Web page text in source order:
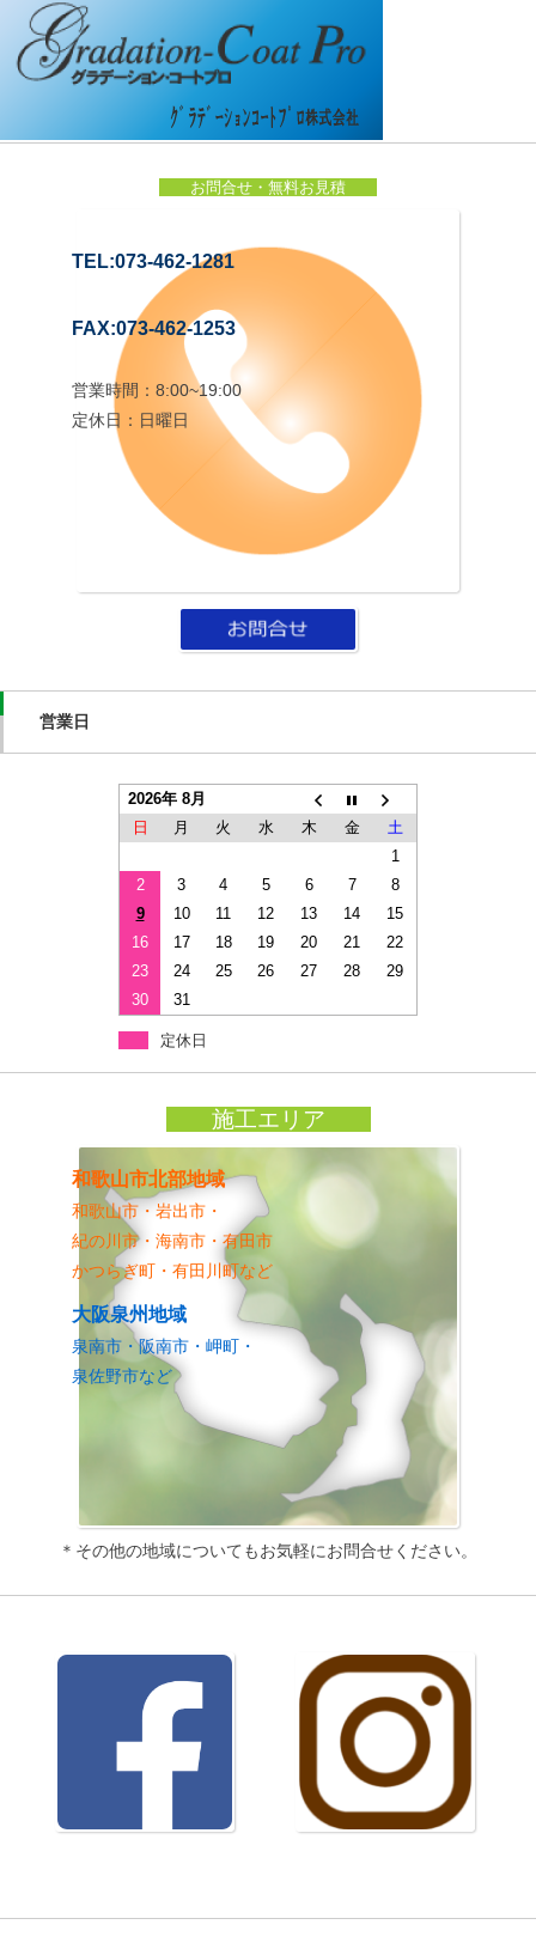
お問合せ・無料お見積
TEL:073-462-1281
FAX:073-462-1253
営業時間：8:00~19:00
定休日：日曜日
営業日
2026年 8月
日
月 火 水 木 金
土
1
2
3 4 5 6 7
8
9
10 11 12 13 14
15
16
17 18 19 20 21
22
23
24 25 26 27 28
29
30
31
定休日
施工エリア
和歌山市北部地域
和歌山市・岩出市・
紀の川市・海南市・有田市
かつらぎ町・有田川町など
大阪泉州地域
泉南市・阪南市・岬町・
泉佐野市など
＊その他の地域についてもお気軽にお問合せください。